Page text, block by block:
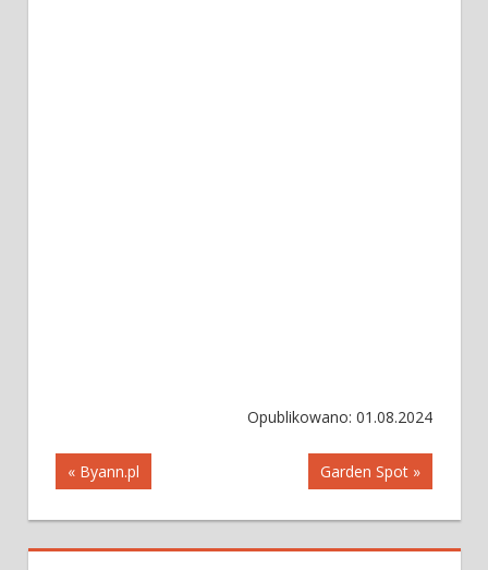
Opublikowano: 01.08.2024
Nawigacja
wpisu
« Byann.pl Garden Spot »